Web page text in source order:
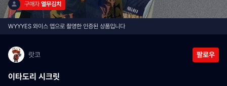
구매자 열무김치
WYYYES 와이스 앱으로 촬영한 인증된 상품입니다
랏코 팔로우
이타도리 시크릿